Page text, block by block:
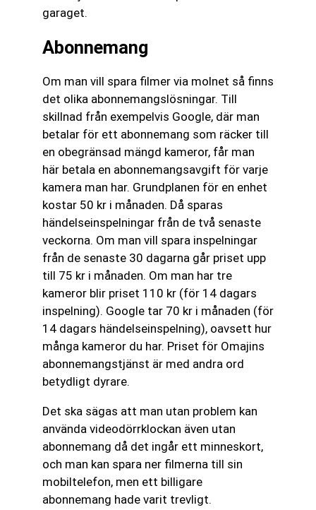
garaget.
Abonnemang
Om man vill spara filmer via molnet så finns
det olika abonnemangslösningar. Till
skillnad från exempelvis Google, där man
betalar för ett abonnemang som räcker till
en obegränsad mängd kameror, får man
här betala en abonnemangsavgift för varje
kamera man har. Grundplanen för en enhet
kostar 50 kr i månaden. Då sparas
händelseinspelningar från de två senaste
veckorna. Om man vill spara inspelningar
från de senaste 30 dagarna går priset upp
till 75 kr i månaden. Om man har tre
kameror blir priset 110 kr (för 14 dagars
inspelning). Google tar 70 kr i månaden (för
14 dagars händelseinspelning), oavsett hur
många kameror du har. Priset för Omajins
abonnemangstjänst är med andra ord
betydligt dyrare.
Det ska sägas att man utan problem kan
använda videodörrklockan även utan
abonnemang då det ingår ett minneskort,
och man kan spara ner filmerna till sin
mobiltelefon, men ett billigare
abonnemang hade varit trevligt.